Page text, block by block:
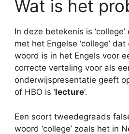
Wat is het
In deze betekenis is
met het Engelse ‘college’
woord is in het Engels voor
correcte vertaling voor als
onderwijspresentatie geeft
of HBO is ‘lecture‘.
Een soort tweedegraads
woord ‘college’ zoals het in